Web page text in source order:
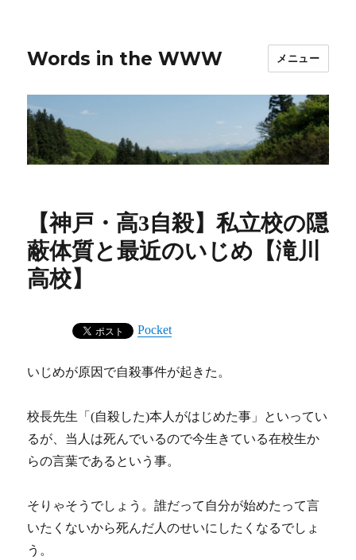
Words in the WWW メニュー
【神戸・高3自殺】私立校の隠
蔽体質と最近のいじめ【滝川
高校】
Pocket
いじめが原因で自殺事件が起きた。
校長先生「(自殺した)本人がはじめた事」といってい
るが、当人は死んでいるので今生きている在校生か
らの言葉であるという事。
そりゃそうでしょう。誰だって自分が始めたって言
いたくないから死んだ人のせいにしたくなるでしょ
う。